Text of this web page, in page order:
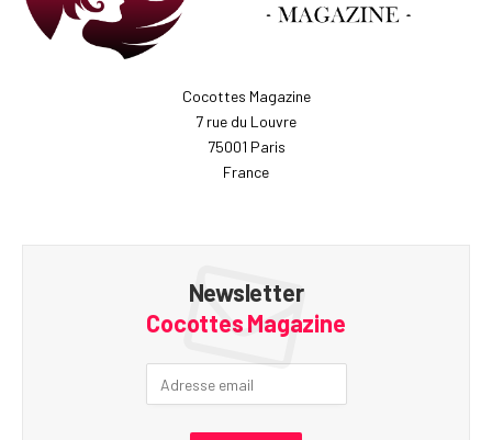
Cocottes Magazine
7 rue du Louvre
75001 Paris
France
Newsletter
Cocottes Magazine